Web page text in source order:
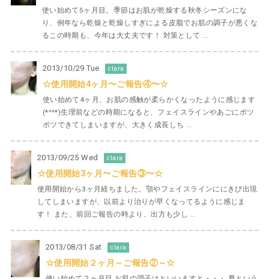
使い始めて5ヶ月目。季節はお肌が乾燥する秋冬シーズンにな
り、例年なら乾燥と乾燥しすぎによる皮脂でお肌の調子が悪くな
るこの時期も、今年は大丈夫です！ 対策として ...
2013/10/29 Tue clara
☆使用開始4ヶ月〜ご報告④〜☆
使い始めて4ヶ月、お肌の感触が柔らかくなったように感じます
(*^^*)生理前などの時期になると、フェイスラインやあごにポツ
ポツできてしまいますが、大きく成長しち ...
2013/09/25 Wed clara
☆使用開始3ヶ月〜ご報告③〜☆
使用開始から3ヶ月経ちました。顎やフェイスラインににきび出現
してしまいますが、以前より治りが早くなってるように感じま
す！ また、前回ご報告の時より、出方も少し ...
2013/08/31 Sat clara
☆使用開始２ヶ月～ご報告②～☆